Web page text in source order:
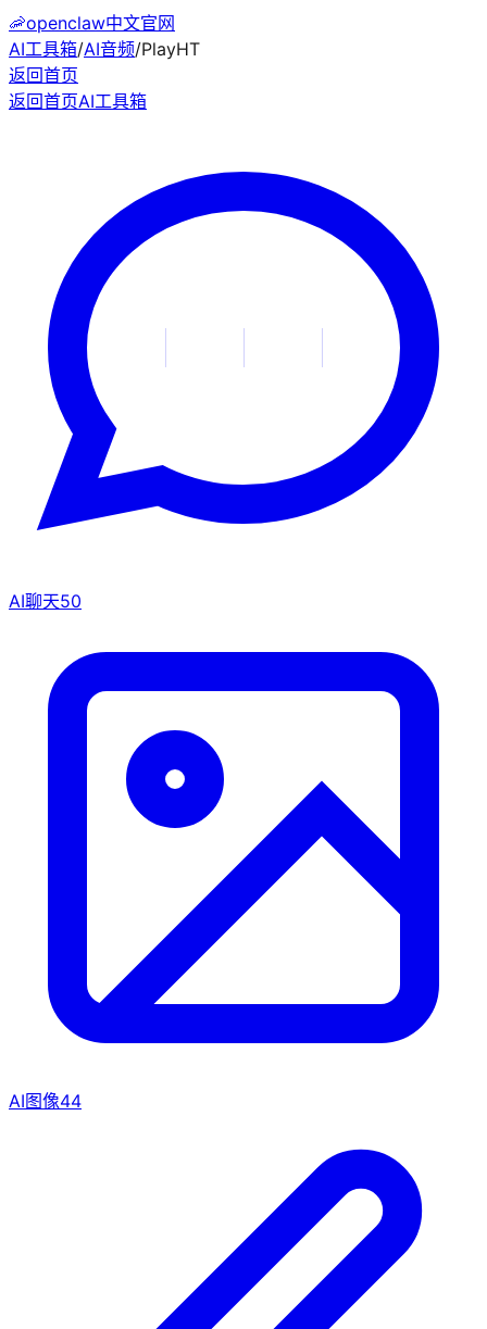
🦐openclaw中文官网
AI工具箱/AI音频/PlayHT
返回首页
返回首页AI工具箱
AI聊天50
AI图像44